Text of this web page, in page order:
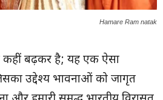
Hamare Ram natak
कहीं बढ़कर है; यह एक ऐसा
उद्देश्य भावनाओं को जागृत